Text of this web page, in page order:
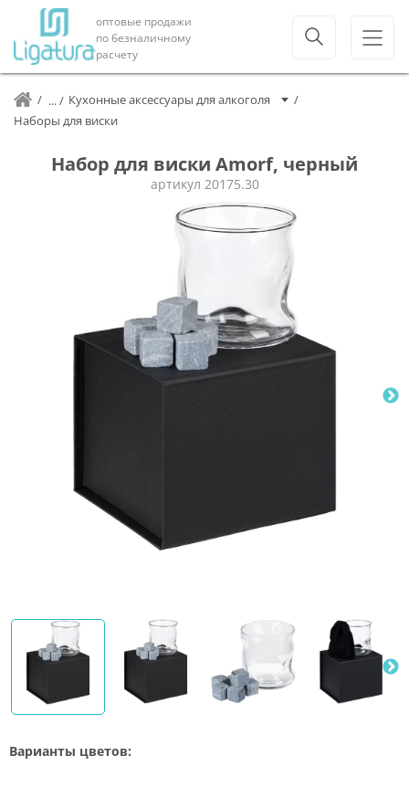
оптовые продажи
по безналичному
расчету
Кухонные аксессуары для алкоголя
Наборы для виски
Набор для виски Amorf, черный
артикул 20175.30
Варианты цветов: